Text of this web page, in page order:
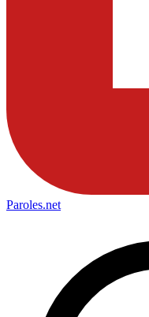
Paroles.net